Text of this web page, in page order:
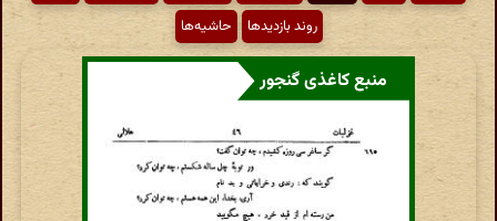
روند بازدیدها
حاشیه‌ها
منبع کاغذی گنجور